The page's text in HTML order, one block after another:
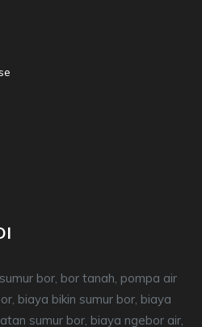
bor, bor tanah, pompa air
biaya bikin sumur bor, biaya
sumur bor, biaya ngebor air,